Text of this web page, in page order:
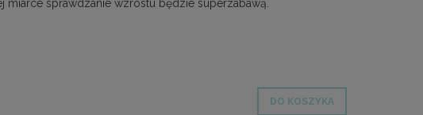
miarce sprawdzanie wzrostu będzie superzabawą.
DO KOSZYKA